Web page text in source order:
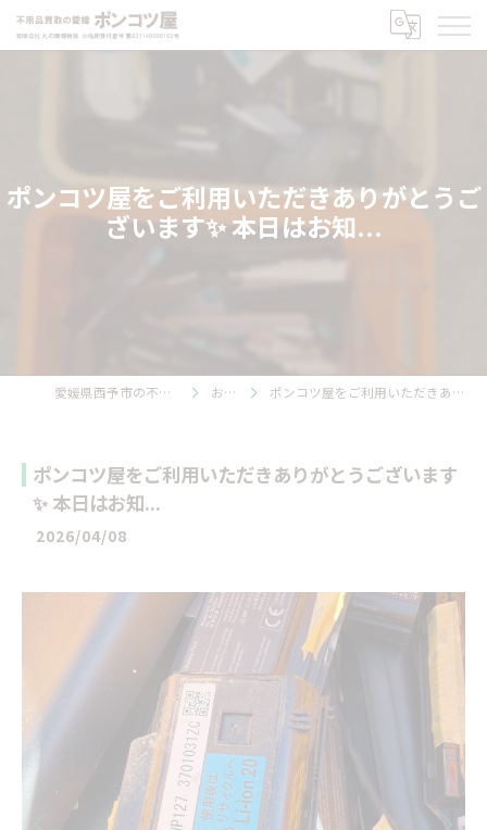
ポンコツ屋をご利用いただきありがとうご
ざいます✨ 本日はお知...
愛媛県西予市の不用品回収ならポンコツ屋 お知らせ ポンコツ屋をご利用いただきありがとうございます✨ 本日はお知...
ポンコツ屋をご利用いただきありがとうございます
✨ 本日はお知...
2026/04/08